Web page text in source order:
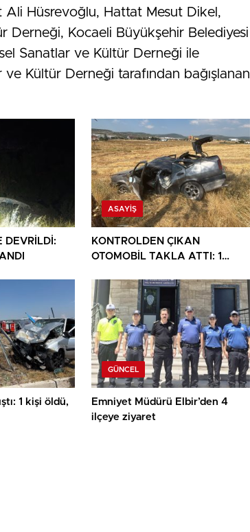
Ali Hüsrevoğlu, Hattat Mesut Dikel,
Derneği, Kocaeli Büyükşehir Belediyesi
Sanatlar ve Kültür Derneği ile
Kültür Derneği tarafından bağışlanan
DEVRİLDİ:
ASAYIŞ
KONTROLDEN ÇIKAN
OTOMOBİL TAKLA ATTI: 1
1 kişi öldü,
GÜNCEL
Emniyet Müdürü Elbir’den 4
ilçeye ziyaret